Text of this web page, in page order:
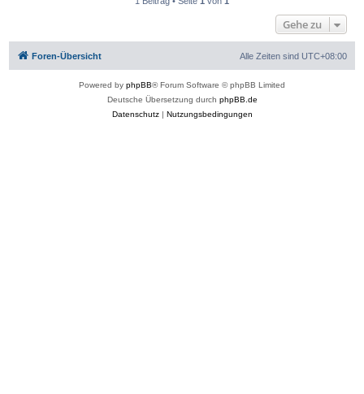
Gehe zu
Foren-Übersicht Alle Zeiten sind UTC+08:00
Powered by phpBB® Forum Software © phpBB Limited
Deutsche Übersetzung durch phpBB.de
Datenschutz| Nutzungsbedingungen